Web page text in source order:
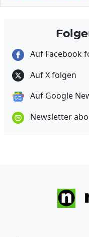
Auf Facebook
Auf X folgen
Auf Google
Newsletter